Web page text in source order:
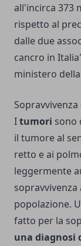
all'incirca 373
rispetto al
dalle due
cancro in
ministero
Itumori sono
il tumore al
retto e ai
leggermente
popolazione.
fatto per la
una diagnosi